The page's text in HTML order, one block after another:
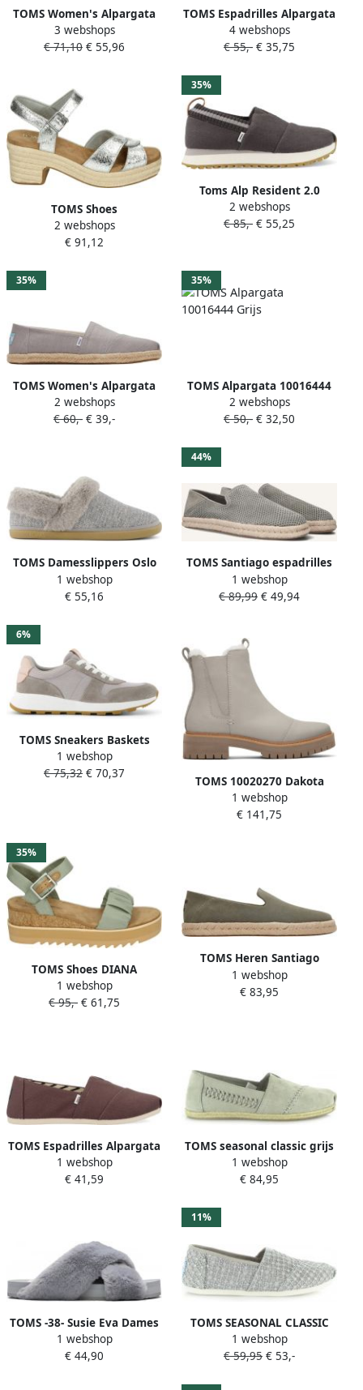
TOMS Women's Alpargata
Rope 2.0 Sneakers grijs
beige
3 webshops
€ 71,10 € 55,96
TOMS Espadrilles Alpargata
met zacht verdikte
binnenzool
4 webshops
€ 55,- € 35,75
TOMS Shoes
ISLA~~~~~~~~~~~~~~~~~~~~~~~~~~
Sandalen met hakDames
2 webshops
€ 91,12
35%
Toms Alp Resident 2.0
10020166 Grijs
2 webshops
€ 85,- € 55,25
35%
TOMS Women's Alpargata
Rope Recycled Cotton
Sneakers beige
2 webshops
€ 60,- € 39,-
35%
TOMS Alpargata 10016444
Grijs
2 webshops
€ 50,- € 32,50
TOMS Damesslippers Oslo
1 webshop
€ 55,16
44%
TOMS Santiago espadrilles
van suède
1 webshop
€ 89,99 € 49,94
6%
TOMS Sneakers Baskets
femme Travel Lite Retro
1 webshop
€ 75,32 € 70,37
TOMS 10020270 Dakota
Damesschoenen Laarzen
Grijs
1 webshop
€ 141,75
35%
TOMS Shoes DIANA
Volwassenen Sandalen met
hakDames Sandalen Groen
1 webshop
€ 95,- € 61,75
TOMS Heren Santiago
Loafers Groen
1 webshop
€ 83,95
TOMS Espadrilles Alpargata
met kleine stretchinzet
1 webshop
€ 41,59
TOMS seasonal classic grijs
1 webshop
€ 84,95
TOMS -38- Susie Eva Dames
Sloffen Grey
1 webshop
€ 44,90
11%
TOMS SEASONAL CLASSIC
Grijs
1 webshop
€ 59,95 € 53,-